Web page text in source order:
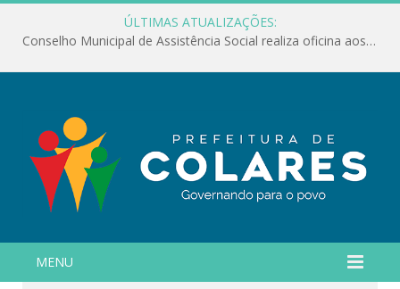
ÚLTIMAS ATUALIZAÇÕES:
Conselho Municipal de Assistência Social realiza oficina aos servidores
MENU